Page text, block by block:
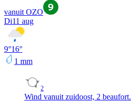
vanuit OZO
Di11 aug
9°16°
1 mm
2
Wind vanuit zuidoost, 2 beaufort.